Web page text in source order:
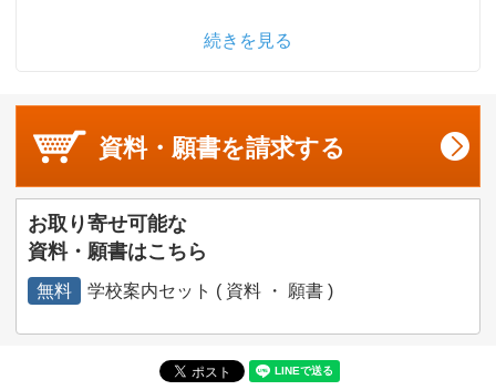
続きを見る
資料・願書を請求する
お取り寄せ可能な
資料・願書はこちら
無料 学校案内セット ( 資料 ・ 願書 )